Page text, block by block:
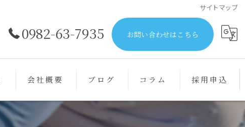
サイトマップ
0982-63-7935 お問い合わせはこちら
会社概要 ブログ コラム 採用申込